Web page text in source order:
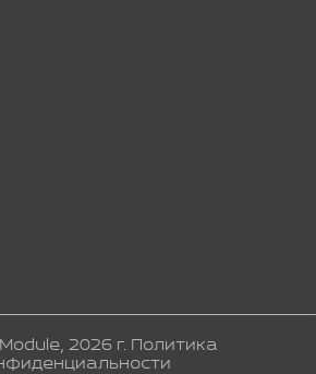
2026 г. Политика